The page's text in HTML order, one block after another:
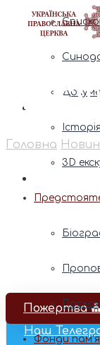
Наш
Пожертва ⛪️
Історія
3D
Фонди
Головна